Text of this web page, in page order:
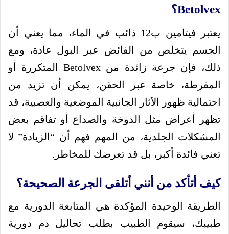
Betolvex؟
يعتبر فيتامين ب12 ذائب في الماء، مما يعني أن
الجسم يتخلص من الفائض عبر البول عادة، ومع
ذلك، فإن جرعة زائدة من Betolvex المتكررة أو
المفرطة، خاصة عبر الحقن، يمكن أن تزيد من
احتمالية ظهور الآثار الجانبية الموضعية والعصبية، قد
تظهر أعراض مثل الدوخة والصداع أو تفاقم بعض
المشكلات الجلدية، من المهم فهم أن “الزيادة” لا
تعني فائدة أكبر، بل قد تعرضك للمخاطر.
كيف أتأكد من أنني أتلقى الجرعة الصحيحة؟
الطريقة الوحيدة المؤكدة هي المتابعة الدورية مع
طبيبك، سيقوم الطبيب بطلب تحاليل دم دورية